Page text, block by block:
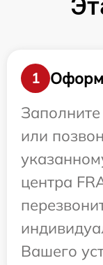
1
или
центра
Вашего